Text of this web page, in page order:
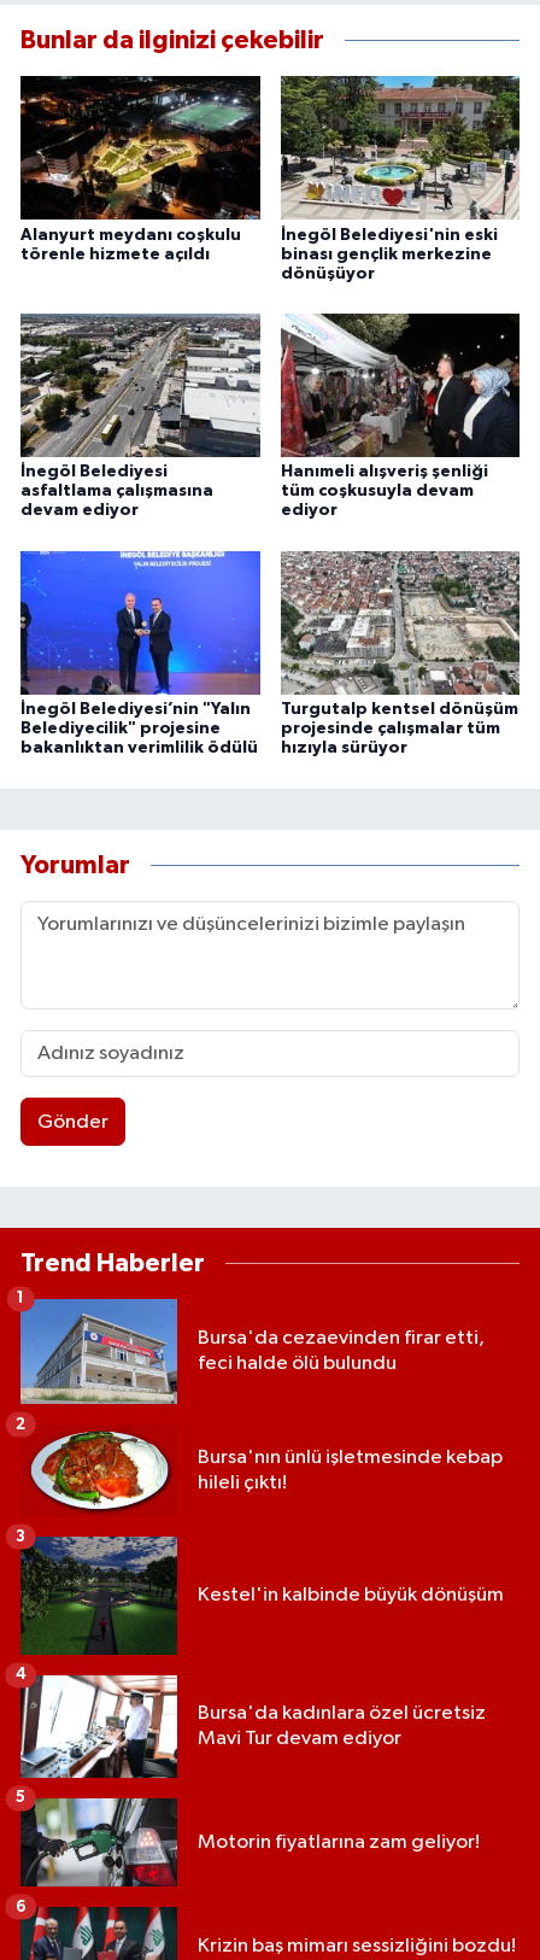
Bunlar da ilginizi çekebilir
Alanyurt meydanı coşkulu
törenle hizmete açıldı
İnegöl Belediyesi'nin eski
binası gençlik merkezine
dönüşüyor
İnegöl Belediyesi
asfaltlama çalışmasına
devam ediyor
Hanımeli alışveriş şenliği
tüm coşkusuyla devam
ediyor
İnegöl Belediyesi’nin "Yalın
Belediyecilik" projesine
bakanlıktan verimlilik ödülü
Turgutalp kentsel dönüşüm
projesinde çalışmalar tüm
hızıyla sürüyor
Yorumlar
Gönder
Trend Haberler
Bursa'da cezaevinden firar etti,
feci halde ölü bulundu
Bursa'nın ünlü işletmesinde kebap
hileli çıktı!
2
Kestel'in kalbinde büyük dönüşüm
3
Bursa'da kadınlara özel ücretsiz
Mavi Tur devam ediyor
4
Motorin fiyatlarına zam geliyor!
5
Krizin baş mimarı sessizliğini bozdu!
6